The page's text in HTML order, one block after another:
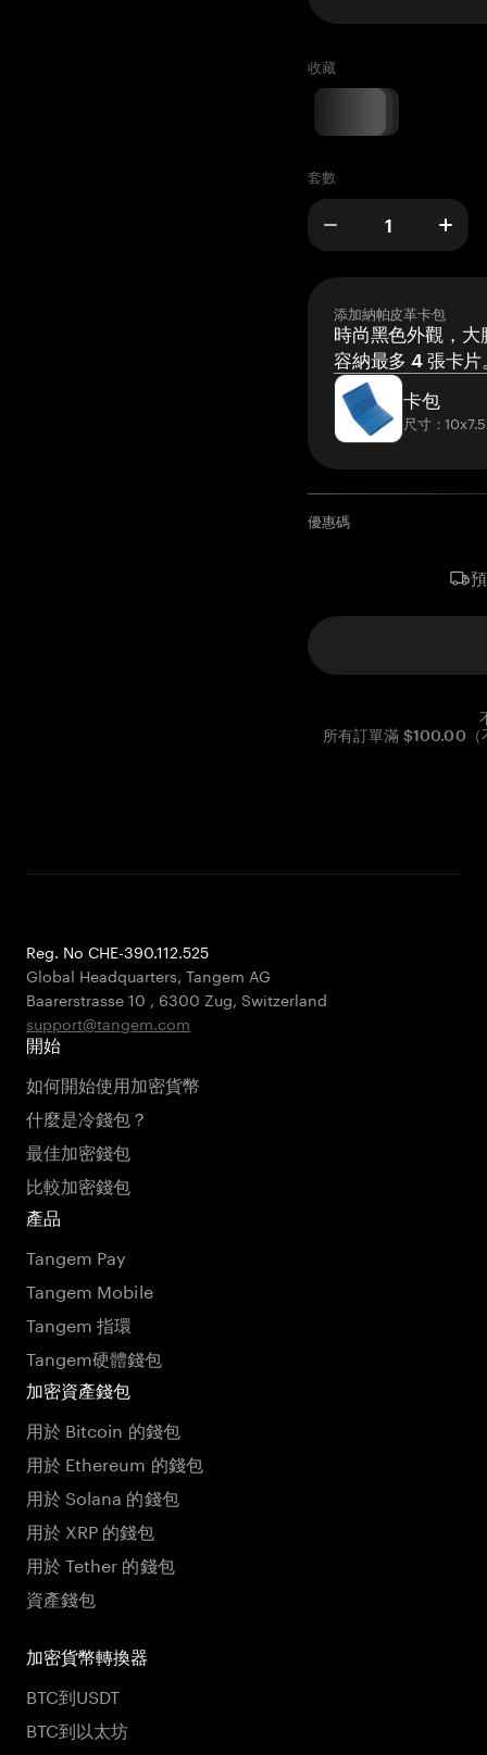
收藏
套數
添加納帕皮革卡包
時尚黑色外觀，大
容納最多 4 張卡片
卡包
尺寸：
優惠碼
所有訂單滿 $100.00（
Reg. No CHE-390.112.525
Global Headquarters, Tangem AG
Baarerstrasse 10 , 6300 Zug, Switzerland
support@tangem.com
開始
如何開始使用加密貨幣
什麼是冷錢包？
最佳加密錢包
比較加密錢包
產品
Tangem Pay
Tangem Mobile
Tangem 指環
Tangem硬體錢包
加密資產錢包
用於 Bitcoin 的錢包
用於 Ethereum 的錢包
用於 Solana 的錢包
用於 XRP 的錢包
用於 Tether 的錢包
資產錢包
加密貨幣轉換器
BTC到USDT
BTC到以太坊